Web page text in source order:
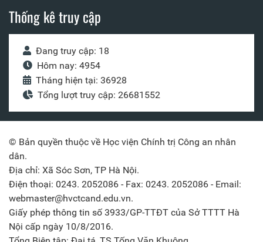
Thống kê truy cập
Đang truy cập: 18
Hôm nay: 4954
Tháng hiện tại: 36928
Tổng lượt truy cập: 26681552
© Bản quyền thuộc về Học viện Chính trị Công an nhân
dân.
Địa chỉ: Xã Sóc Sơn, TP Hà Nội.
Điện thoại: 0243. 2052086 - Fax: 0243. 2052086 - Email:
webmaster@hvctcand.edu.vn.
Giấy phép thông tin số 3933/GP-TTĐT của Sở TTTT Hà
Nội cấp ngày 10/8/2016.